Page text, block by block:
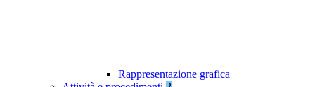
Rappresentazione grafica